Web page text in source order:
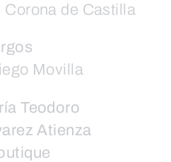
de Castilla
Movilla
Teodoro
Atienza